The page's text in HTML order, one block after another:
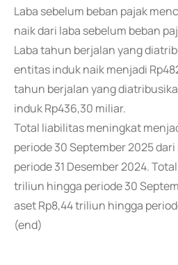
Laba sebelum beban pajak
naik dari laba sebelum beban
Laba tahun berjalan yang
entitas induk naik menjadi
tahun berjalan yang
induk Rp436,30 miliar.
Total liabilitas meningkat
periode 30 September 2025
periode 31 Desember 2024.
triliun hingga periode 30
aset Rp8,44 triliun hingga
(end)